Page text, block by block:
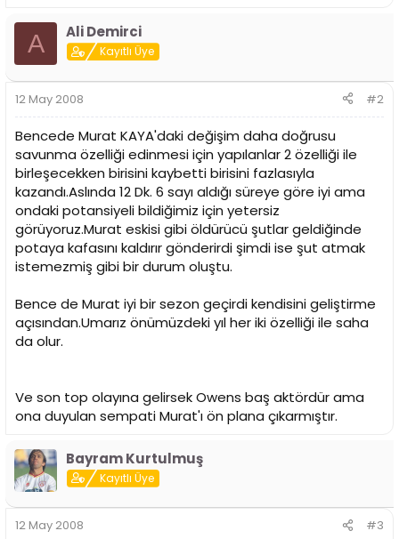
A Ali Demirci
Kayıtlı Üye
12 May 2008 #2
Bencede Murat KAYA'daki değişim daha doğrusu
savunma özelliği edinmesi için yapılanlar 2 özelliği ile
birleşecekken birisini kaybetti birisini fazlasıyla
kazandı.Aslında 12 Dk. 6 sayı aldığı süreye göre iyi ama
ondaki potansiyeli bildiğimiz için yetersiz
görüyoruz.Murat eskisi gibi öldürücü şutlar geldiğinde
potaya kafasını kaldırır gönderirdi şimdi ise şut atmak
istemezmiş gibi bir durum oluştu.
Bence de Murat iyi bir sezon geçirdi kendisini geliştirme
açısından.Umarız önümüzdeki yıl her iki özelliği ile saha
da olur.
Ve son top olayına gelirsek Owens baş aktördür ama
ona duyulan sempati Murat'ı ön plana çıkarmıştır.
Bayram Kurtulmuş
Kayıtlı Üye
12 May 2008 #3